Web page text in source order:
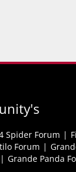
Spider Forum
Forum
Grande Panda